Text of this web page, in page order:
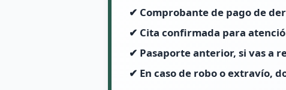
✔ Comprobante de pago de
✔ Cita confirmada para
✔ Pasaporte anterior, si vas a
✔ En caso de robo o extravío,